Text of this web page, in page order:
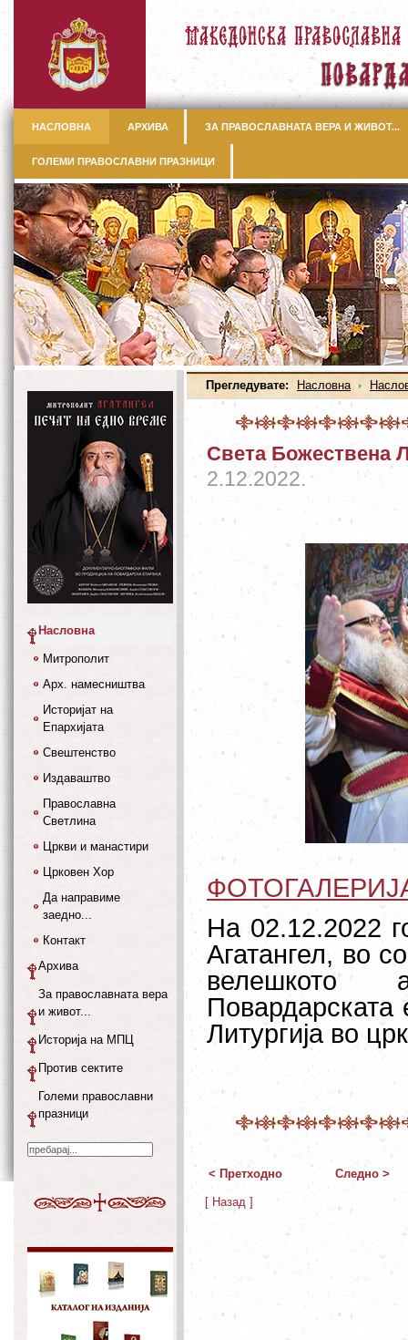
НАСЛОВНА АРХИВА ЗА ПРАВОСЛАВНАТА ВЕРА И ЖИВОТ...
ГОЛЕМИ ПРАВОСЛАВНИ ПРАЗНИЦИ
Прегледувате: Насловна
Света Божествена
2.12.2022.
На 02.12.2022
Агатангел, во
велешкото
Повардарската
Литургија во
< Претходно Следно >
[ Назад ]
Насловна
Митрополит
Арх. намесништва
Историјат на
Епархијата
Свештенство
Издаваштво
Православна
Светлина
Цркви и манастири
Црковен Хор
Да направиме
заедно...
Контакт
Архива
За православната вера
и живот...
Историја на МПЦ
Против сектите
Големи православни
празници